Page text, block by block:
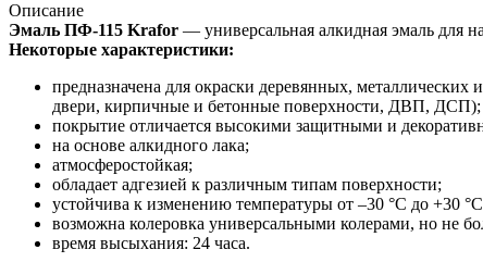
Описание
Эмаль ПФ-115 Krafor — универсальная алкидная эмаль для
Некоторые характеристики:
предназначена для окраски деревянных,
двери, кирпичные и бетонные поверхности, ДВП, ДСП);
покрытие отличается высокими защитными и
на основе алкидного лака;
атмосферостойкая;
обладает адгезией к различным типам поверхности;
устойчива к изменению температуры от –30 °С до +30
возможна колеровка универсальными колерами, но не
время высыхания: 24 часа.